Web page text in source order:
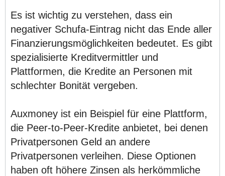
Es ist wichtig zu verstehen, dass ein
negativer Schufa-Eintrag nicht das Ende aller
Finanzierungsmöglichkeiten bedeutet. Es gibt
spezialisierte Kreditvermittler und
Plattformen, die Kredite an Personen mit
schlechter Bonität vergeben.
Auxmoney ist ein Beispiel für eine Plattform,
die Peer-to-Peer-Kredite anbietet, bei denen
Privatpersonen Geld an andere
Privatpersonen verleihen. Diese Optionen
haben oft höhere Zinsen als herkömmliche